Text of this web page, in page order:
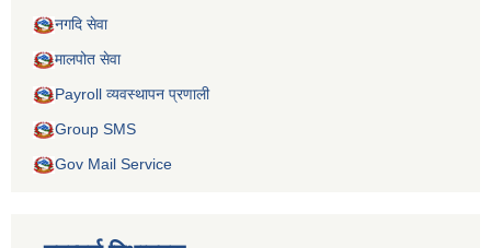
नगदि सेवा
मालपोत सेवा
Payroll व्यवस्थापन प्रणाली
Group SMS
Gov Mail Service